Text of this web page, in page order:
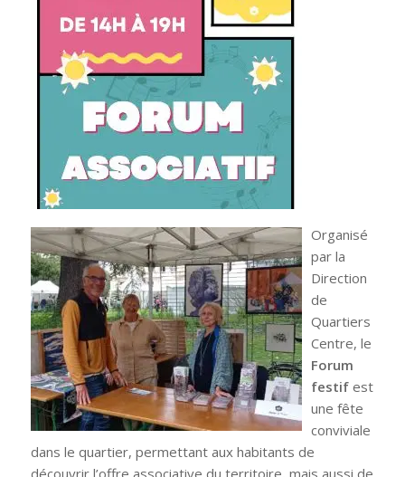
Organisé
par la
Direction
de
Quartiers
Centre, le
Forum
festifest
une fête
conviviale
dans le quartier, permettant aux habitants de
découvrir l’offre associative du territoire, mais aussi de